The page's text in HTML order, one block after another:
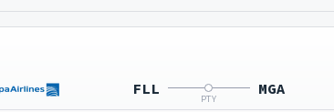
FLL
PTY
MGA